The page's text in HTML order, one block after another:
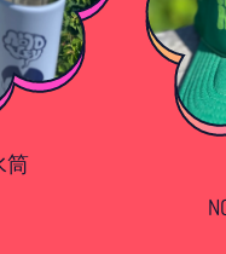
Y
キ
ャ
ッ
プ
NO10KEY